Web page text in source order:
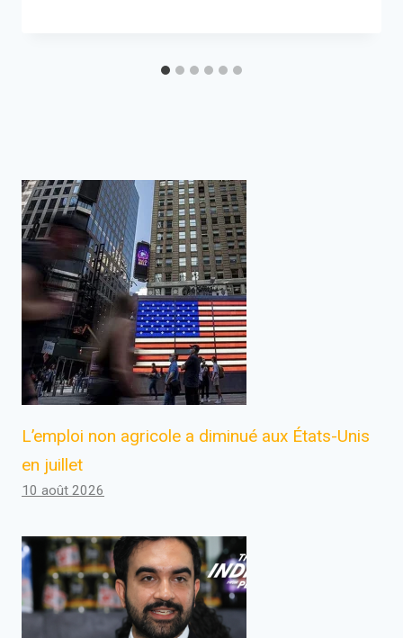
L’emploi non agricole a diminué aux États-Unis
en juillet
10 août 2026